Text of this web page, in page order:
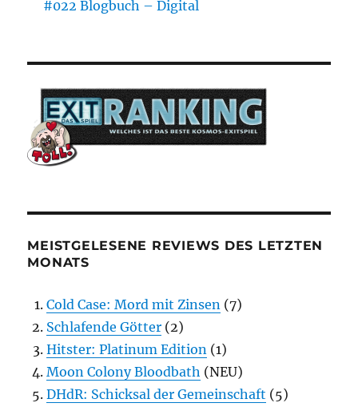
#022 Blogbuch – Digital
MEISTGELESENE REVIEWS DES LETZTEN
MONATS
Cold Case: Mord mit Zinsen (7)
Schlafende Götter (2)
Hitster: Platinum Edition (1)
Moon Colony Bloodbath (NEU)
DHdR: Schicksal der Gemeinschaft (5)